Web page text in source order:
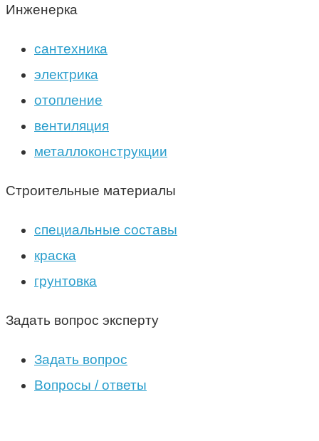
Инженерка
сантехника
электрика
отопление
вентиляция
металлоконструкции
Строительные материалы
специальные составы
краска
грунтовка
Задать вопрос эксперту
Задать вопрос
Вопросы / ответы